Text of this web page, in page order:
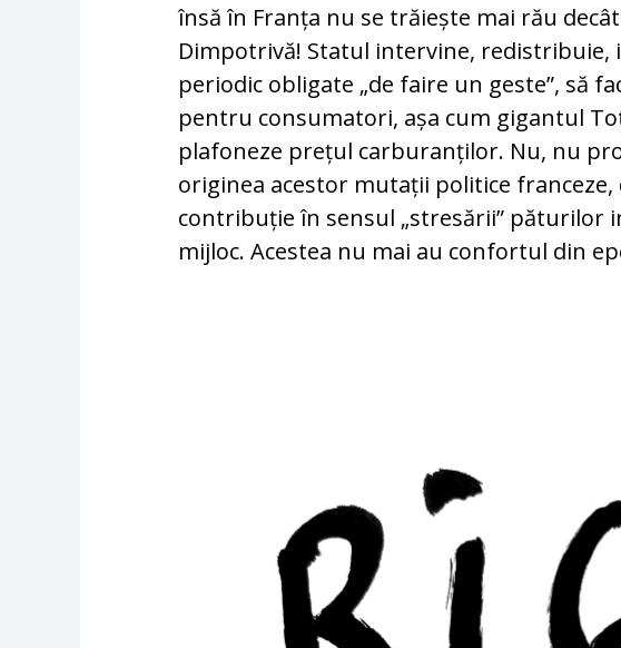
însă în Franța nu se trăiește mai rău
Dimpotrivă! Statul intervine, redistribuie,
periodic obligate „de faire un geste”, să
pentru consumatori, așa cum gigantul
plafoneze prețul carburanților. Nu, nu
originea acestor mutații politice franceze,
contribuție în sensul „stresării” păturilor
mijloc. Acestea nu mai au confortul din